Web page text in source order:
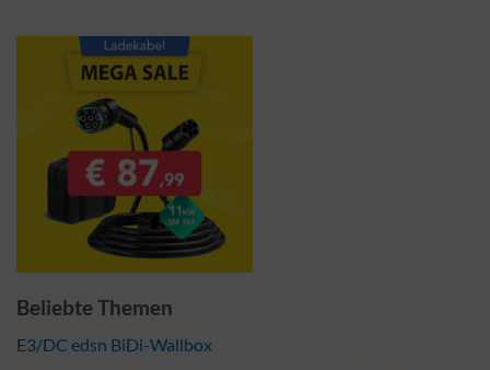
Beliebte Themen
E3/DC edsn BiDi-Wallbox